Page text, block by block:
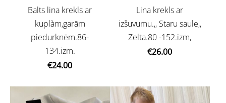
Balts lina krekls ar
kuplàm,garām
piedurknēm.86-
134.izm.
€24.00
Lina krekls ar
izšuvumu.,, Staru saule,,
Zelta.80 -152.izm,
€26.00